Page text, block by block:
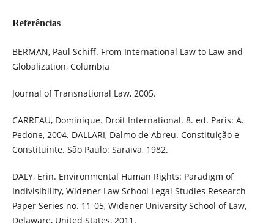
Referências
BERMAN, Paul Schiff. From International Law to Law and
Globalization, Columbia
Journal of Transnational Law, 2005.
CARREAU, Dominique. Droit International. 8. ed. Paris: A.
Pedone, 2004. DALLARI, Dalmo de Abreu. Constituição e
Constituinte. São Paulo: Saraiva, 1982.
DALY, Erin. Environmental Human Rights: Paradigm of
Indivisibility, Widener Law School Legal Studies Research
Paper Series no. 11-05, Widener University School of Law,
Delaware, United States, 2011.